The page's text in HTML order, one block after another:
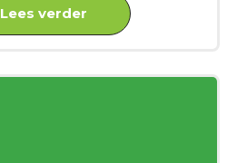
Lees verder